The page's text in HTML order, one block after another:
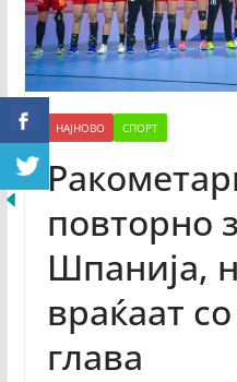
НАЈНОВО СПОРТ
повторно
Шпанија,
враќаат
глава